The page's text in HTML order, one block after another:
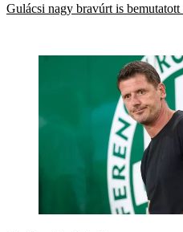
Gulácsi nagy bravúrt is